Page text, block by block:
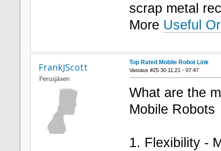
scrap metal
More Useful
FrankJScott Top Rated Mobile Robot Link
Vastaus #25 30.11.21 - 07:47
What are the
Mobile Robots
1. Flexibility -